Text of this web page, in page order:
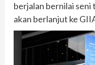
berjalan bernilai seni
akan berlanjut ke